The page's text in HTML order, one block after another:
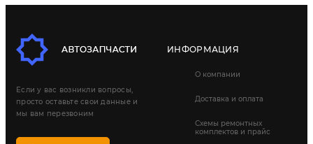
Если у вас возникли вопросы,
просто оставьте свои данные и
мы вам перезвоним
ИНФОРМАЦИЯ
О компании
Доставка и оплата
Схемы ремонтных
комплектов и прайс